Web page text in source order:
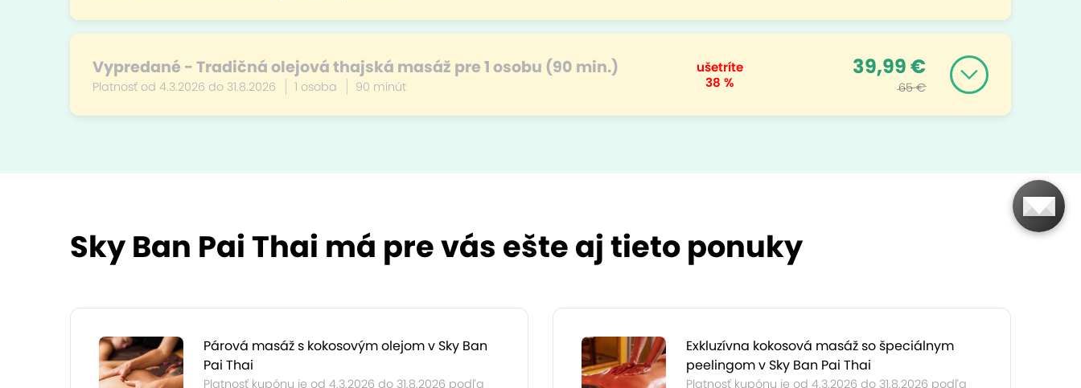
Vypredané - Tradičná olejová thajská masáž pre 1 osobu (90 min.)
Platnosť od 4.3.2026 do 31.8.2026 1 osoba 90 minút
ušetríte
38 %
39,99 €
65 €
Sky Ban Pai Thai má pre vás ešte aj tieto ponuky
Párová masáž s kokosovým olejom v Sky Ban
Pai Thai
Platnosť kupónu je od 4.3.2026 do 31.8.2026 podľa
Exkluzívna kokosová masáž so špeciálnym
peelingom v Sky Ban Pai Thai
Platnosť kupónu je od 4.3.2026 do 31.8.2026 podľa